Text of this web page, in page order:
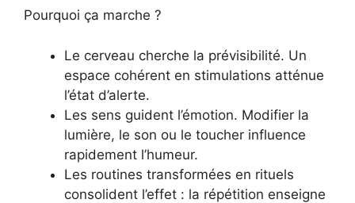
Pourquoi ça marche ?
Le cerveau cherche la prévisibilité. Un
espace cohérent en stimulations atténue
l’état d’alerte.
Les sens guident l’émotion. Modifier la
lumière, le son ou le toucher influence
rapidement l’humeur.
Les routines transformées en rituels
consolident l’effet : la répétition enseigne